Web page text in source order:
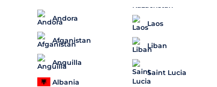
Andora
Afganistan
Anguilla
Albania
Laos
Liban
Saint Lucia